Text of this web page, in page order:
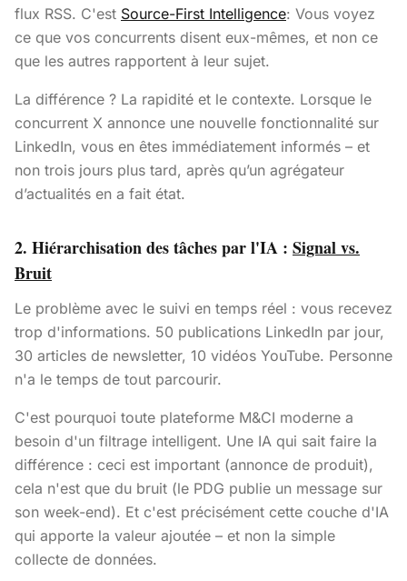
flux RSS. C'est Source-First Intelligence: Vous voyez
ce que vos concurrents disent eux-mêmes, et non ce
que les autres rapportent à leur sujet.
La différence ? La rapidité et le contexte. Lorsque le
concurrent X annonce une nouvelle fonctionnalité sur
LinkedIn, vous en êtes immédiatement informés – et
non trois jours plus tard, après qu’un agrégateur
d’actualités en a fait état.
2. Hiérarchisation des tâches par l'IA : Signal vs.
Bruit
Le problème avec le suivi en temps réel : vous recevez
trop d'informations. 50 publications LinkedIn par jour,
30 articles de newsletter, 10 vidéos YouTube. Personne
n'a le temps de tout parcourir.
C'est pourquoi toute plateforme M&CI moderne a
besoin d'un filtrage intelligent. Une IA qui sait faire la
différence : ceci est important (annonce de produit),
cela n'est que du bruit (le PDG publie un message sur
son week-end). Et c'est précisément cette couche d'IA
qui apporte la valeur ajoutée – et non la simple
collecte de données.